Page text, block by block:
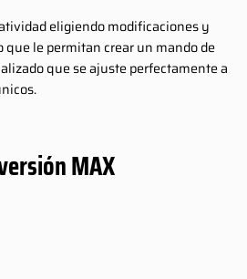
eligiendo modificaciones y
que le permitan crear un mando de
que se ajuste perfectamente a
MAX